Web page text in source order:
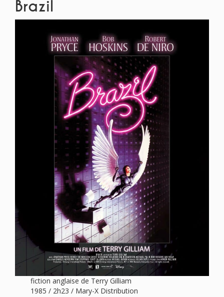
Brazil
fiction anglaise de Terry Gilliam
1985 / 2h23 / Mary-X Distribution